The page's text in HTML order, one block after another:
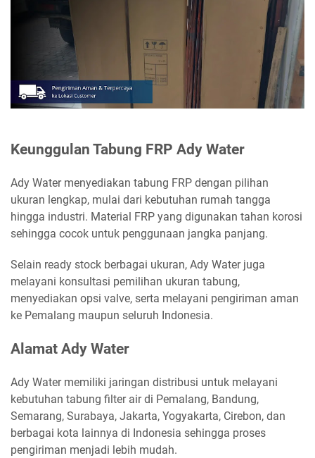
Keunggulan Tabung FRP Ady Water
Ady Water menyediakan tabung FRP dengan pilihan
ukuran lengkap, mulai dari kebutuhan rumah tangga
hingga industri. Material FRP yang digunakan tahan korosi
sehingga cocok untuk penggunaan jangka panjang.
Selain ready stock berbagai ukuran, Ady Water juga
melayani konsultasi pemilihan ukuran tabung,
menyediakan opsi valve, serta melayani pengiriman aman
ke Pemalang maupun seluruh Indonesia.
Alamat Ady Water
Ady Water memiliki jaringan distribusi untuk melayani
kebutuhan tabung filter air di Pemalang, Bandung,
Semarang, Surabaya, Jakarta, Yogyakarta, Cirebon, dan
berbagai kota lainnya di Indonesia sehingga proses
pengiriman menjadi lebih mudah.